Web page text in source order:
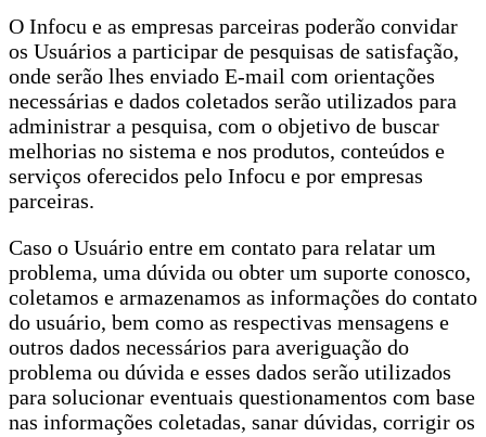
O Infocu e as empresas parceiras poderão convidar
os Usuários a participar de pesquisas de satisfação,
onde serão lhes enviado E-mail com orientações
necessárias e dados coletados serão utilizados para
administrar a pesquisa, com o objetivo de buscar
melhorias no sistema e nos produtos, conteúdos e
serviços oferecidos pelo Infocu e por empresas
parceiras.
Caso o Usuário entre em contato para relatar um
problema, uma dúvida ou obter um suporte conosco,
coletamos e armazenamos as informações do contato
do usuário, bem como as respectivas mensagens e
outros dados necessários para averiguação do
problema ou dúvida e esses dados serão utilizados
para solucionar eventuais questionamentos com base
nas informações coletadas, sanar dúvidas, corrigir os